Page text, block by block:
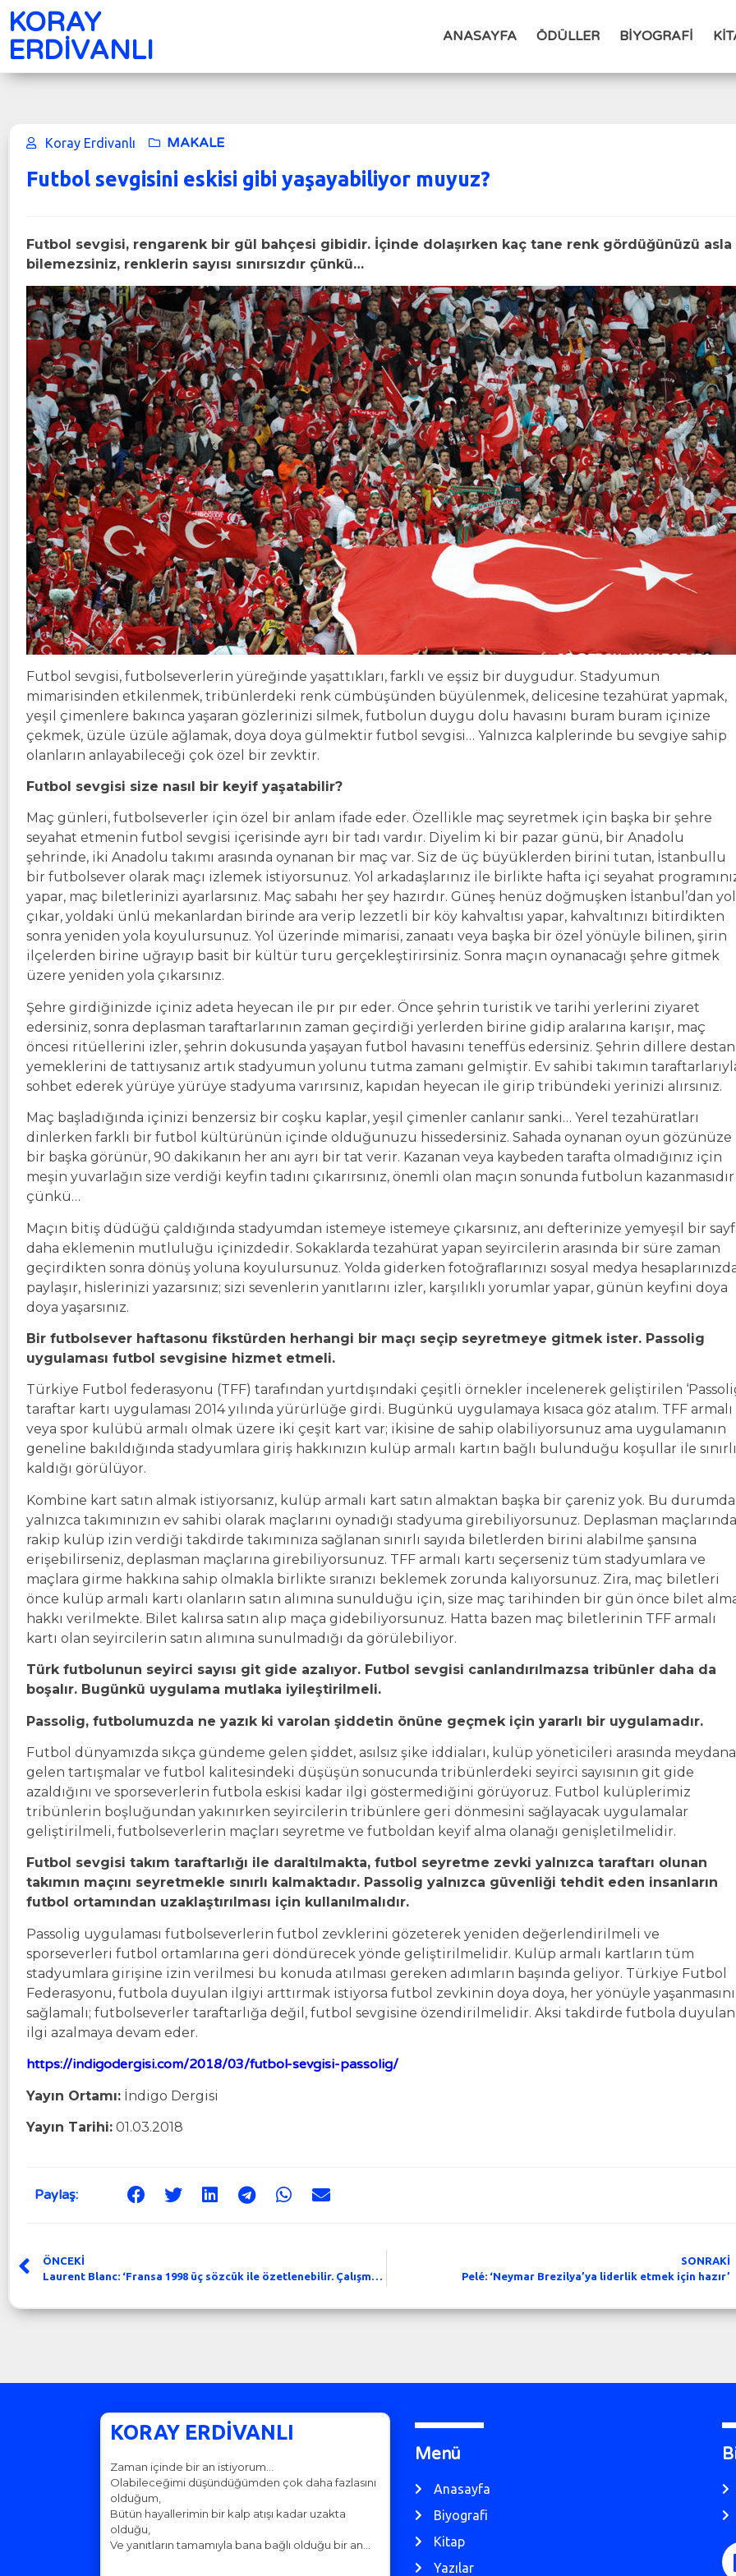
KORAY
ERDİVANLI
ANASAYFA ÖDÜLLER BİYOGRAFİ
Koray Erdivanlı MAKALE
Futbol sevgisini eskisi gibi yaşayabiliyor muyuz?
Futbol sevgisi, rengarenk bir gül bahçesi gibidir. İçinde dolaşırken kaç tane renk gördüğünüzü asla
bilemezsiniz, renklerin sayısı sınırsızdır çünkü…
Futbol sevgisi, futbolseverlerin yüreğinde yaşattıkları, farklı ve eşsiz bir duygudur. Stadyumun
mimarisinden etkilenmek, tribünlerdeki renk cümbüşünden büyülenmek, delicesine tezahürat yapmak,
yeşil çimenlere bakınca yaşaran gözlerinizi silmek, futbolun duygu dolu havasını buram buram içinize
çekmek, üzüle üzüle ağlamak, doya doya gülmektir futbol sevgisi… Yalnızca kalplerinde bu sevgiye sahip
olanların anlayabileceği çok özel bir zevktir.
Futbol sevgisi size nasıl bir keyif yaşatabilir?
Maç günleri, futbolseverler için özel bir anlam ifade eder. Özellikle maç seyretmek için başka bir şehre
seyahat etmenin futbol sevgisi içerisinde ayrı bir tadı vardır. Diyelim ki bir pazar günü, bir Anadolu
şehrinde, iki Anadolu takımı arasında oynanan bir maç var. Siz de üç büyüklerden birini tutan, İstanbullu
bir futbolsever olarak maçı izlemek istiyorsunuz. Yol arkadaşlarınız ile birlikte hafta içi seyahat
yapar, maç biletlerinizi ayarlarsınız. Maç sabahı her şey hazırdır. Güneş henüz doğmuşken İstanbul’dan
çıkar, yoldaki ünlü mekanlardan birinde ara verip lezzetli bir köy kahvaltısı yapar, kahvaltınızı bitirdikten
sonra yeniden yola koyulursunuz. Yol üzerinde mimarisi, zanaatı veya başka bir özel yönüyle bilinen, şirin
ilçelerden birine uğrayıp basit bir kültür turu gerçekleştirirsiniz. Sonra maçın oynanacağı şehre gitmek
üzere yeniden yola çıkarsınız.
Şehre girdiğinizde içiniz adeta heyecan ile pır pır eder. Önce şehrin turistik ve tarihi yerlerini ziyaret
edersiniz, sonra deplasman taraftarlarının zaman geçirdiği yerlerden birine gidip aralarına karışır, maç
öncesi ritüellerini izler, şehrin dokusunda yaşayan futbol havasını teneffüs edersiniz. Şehrin dillere destan
yemeklerini de tattıysanız artık stadyumun yolunu tutma zamanı gelmiştir. Ev sahibi takımın
sohbet ederek yürüye yürüye stadyuma varırsınız, kapıdan heyecan ile girip tribündeki yerinizi alırsınız.
Maç başladığında içinizi benzersiz bir coşku kaplar, yeşil çimenler canlanır sanki… Yerel tezahüratları
dinlerken farklı bir futbol kültürünün içinde olduğunuzu hissedersiniz. Sahada oynanan oyun gözünüze
bir başka görünür, 90 dakikanın her anı ayrı bir tat verir. Kazanan veya kaybeden tarafta olmadığınız için
meşin yuvarlağın size verdiği keyfin tadını çıkarırsınız, önemli olan maçın sonunda futbolun kazanmasıdır
çünkü…
Maçın bitiş düdüğü çaldığında stadyumdan istemeye istemeye çıkarsınız, anı defterinize yemyeşil bir
daha eklemenin mutluluğu içinizdedir. Sokaklarda tezahürat yapan seyircilerin arasında bir süre zaman
geçirdikten sonra dönüş yoluna koyulursunuz. Yolda giderken fotoğraflarınızı sosyal medya
paylaşır, hislerinizi yazarsınız; sizi sevenlerin yanıtlarını izler, karşılıklı yorumlar yapar, günün keyfini doya
doya yaşarsınız.
Bir futbolsever haftasonu fikstürden herhangi bir maçı seçip seyretmeye gitmek ister. Passolig
uygulaması futbol sevgisine hizmet etmeli.
Türkiye Futbol federasyonu (TFF) tarafından yurtdışındaki çeşitli örnekler incelenerek geliştirilen
taraftar kartı uygulaması 2014 yılında yürürlüğe girdi. Bugünkü uygulamaya kısaca göz atalım. TFF armalı
veya spor kulübü armalı olmak üzere iki çeşit kart var; ikisine de sahip olabiliyorsunuz ama uygulamanın
geneline bakıldığında stadyumlara giriş hakkınızın kulüp armalı kartın bağlı bulunduğu koşullar ile sınırlı
kaldığı görülüyor.
Kombine kart satın almak istiyorsanız, kulüp armalı kart satın almaktan başka bir çareniz yok. Bu durumda
yalnızca takımınızın ev sahibi olarak maçlarını oynadığı stadyuma girebiliyorsunuz. Deplasman maçlarında
rakip kulüp izin verdiği takdirde takımınıza sağlanan sınırlı sayıda biletlerden birini alabilme şansına
erişebilirseniz, deplasman maçlarına girebiliyorsunuz. TFF armalı kartı seçerseniz tüm stadyumlara ve
maçlara girme hakkına sahip olmakla birlikte sıranızı beklemek zorunda kalıyorsunuz. Zira, maç biletleri
önce kulüp armalı kartı olanların satın alımına sunulduğu için, size maç tarihinden bir gün önce bilet
hakkı verilmekte. Bilet kalırsa satın alıp maça gidebiliyorsunuz. Hatta bazen maç biletlerinin TFF armalı
kartı olan seyircilerin satın alımına sunulmadığı da görülebiliyor.
Türk futbolunun seyirci sayısı git gide azalıyor. Futbol sevgisi canlandırılmazsa tribünler daha da
boşalır. Bugünkü uygulama mutlaka iyileştirilmeli.
Passolig, futbolumuzda ne yazık ki varolan şiddetin önüne geçmek için yararlı bir uygulamadır.
Futbol dünyamızda sıkça gündeme gelen şiddet, asılsız şike iddiaları, kulüp yöneticileri arasında meydana
gelen tartışmalar ve futbol kalitesindeki düşüşün sonucunda tribünlerdeki seyirci sayısının git gide
azaldığını ve sporseverlerin futbola eskisi kadar ilgi göstermediğini görüyoruz. Futbol kulüplerimiz
tribünlerin boşluğundan yakınırken seyircilerin tribünlere geri dönmesini sağlayacak uygulamalar
geliştirilmeli, futbolseverlerin maçları seyretme ve futboldan keyif alma olanağı genişletilmelidir.
Futbol sevgisi takım taraftarlığı ile daraltılmakta, futbol seyretme zevki yalnızca taraftarı olunan
takımın maçını seyretmekle sınırlı kalmaktadır. Passolig yalnızca güvenliği tehdit eden insanların
futbol ortamından uzaklaştırılması için kullanılmalıdır.
Passolig uygulaması futbolseverlerin futbol zevklerini gözeterek yeniden değerlendirilmeli ve
sporseverleri futbol ortamlarına geri döndürecek yönde geliştirilmelidir. Kulüp armalı kartların tüm
stadyumlara girişine izin verilmesi bu konuda atılması gereken adımların başında geliyor. Türkiye Futbol
Federasyonu, futbola duyulan ilgiyi arttırmak istiyorsa futbol zevkinin doya doya, her yönüyle yaşanmasını
sağlamalı; futbolseverler taraftarlığa değil, futbol sevgisine özendirilmelidir. Aksi takdirde futbola duyulan
ilgi azalmaya devam eder.
https://indigodergisi.com/2018/03/futbol-sevgisi-passolig/
Yayın Ortamı: İndigo Dergisi
Yayın Tarihi: 01.03.2018
Paylaş:
ÖNCEKİ
Laurent Blanc: ‘Fransa 1998 üç sözcük ile özetlenebilir. Çalışma, zevk, zafer.’
SONRAKİ
Pelé: ‘Neymar Brezilya’ya liderlik etmek için hazır’
KORAY ERDİVANLI
Zaman içinde bir an istiyorum…
Olabileceğimi düşündüğümden çok daha fazlasını
olduğum,
Bütün hayallerimin bir kalp atışı kadar uzakta
olduğu,
Ve yanıtların tamamıyla bana bağlı olduğu bir an…
Menü
Anasayfa
Biyografi
Kitap
Yazılar